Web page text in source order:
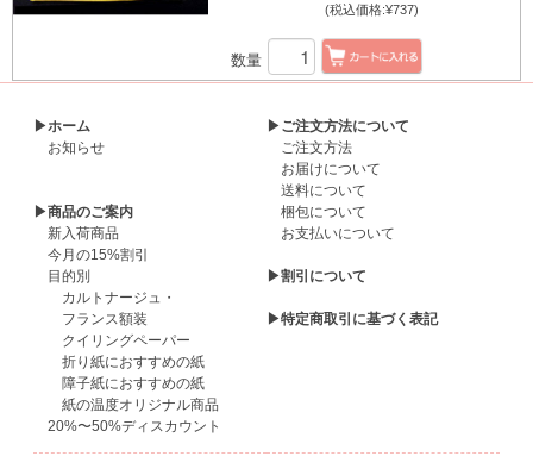
(税込価格:¥737)
数量
▶ホーム
お知らせ
▶商品のご案内
新入荷商品
今月の15%割引
目的別
カルトナージュ・
フランス額装
クイリングペーパー
折り紙におすすめの紙
障子紙におすすめの紙
紙の温度オリジナル商品
20%〜50%ディスカウント
▶ご注文方法について
ご注文方法
お届けについて
送料について
梱包について
お支払いについて
▶割引について
▶特定商取引に基づく表記